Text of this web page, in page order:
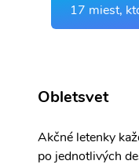
17 miest,
Obletsvet
Akčné letenky
po jednotlivých